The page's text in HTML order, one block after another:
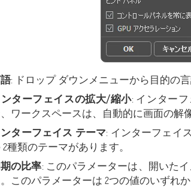
: ドロップ ダウンメニューから目的の
ターフェイスの拡大/縮小: インター
ワークスペースは、自動的に画面の解
ターフェイス テーマ: インターフェイ
2種類のテーマがあります。
の比率: このパラメーターは、開いた
このパラメーターは 2つの値のいずれか